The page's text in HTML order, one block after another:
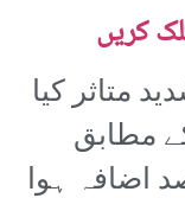
کریں
متاثر کیا
مطابق
سالانہ 80 فیصد اضافہ ہوا